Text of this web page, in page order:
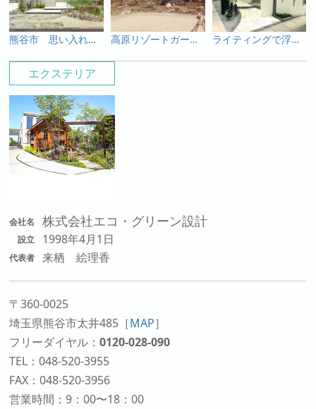
エクステリア
会社名 株式会社エコ・グリーン設計
設立 1998年4月1日
代表者 来栖 絵理香
〒360-0025
埼玉県熊谷市太井485 ［MAP］
フリーダイヤル：0120-028-090
TEL：048-520-3955
FAX：048-520-3956
営業時間：9：00〜18：00
熊谷市 思い入れある灯篭や石と新たな素材が生み出す緑あふれる趣のあるオープン外構 高原リゾートガーデン 涼やかに夏を楽しめるガーデンシンクつきのお庭 ライティングで浮かび上がる白い塗り壁と乱形石のアプローチが幻想的な外構